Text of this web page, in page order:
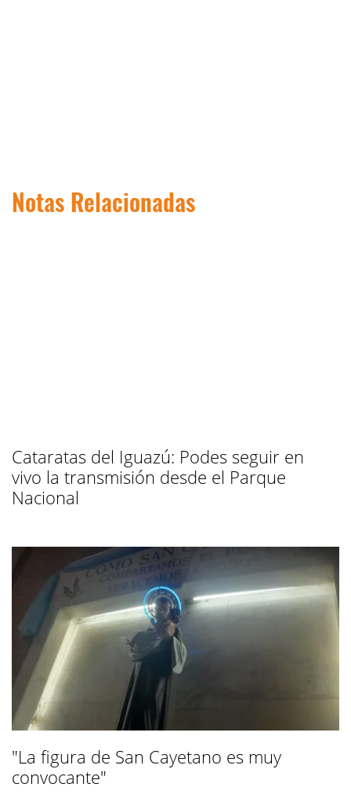
Notas Relacionadas
Cataratas del Iguazú: Podes seguir en
vivo la transmisión desde el Parque
Nacional
"La figura de San Cayetano es muy
convocante"